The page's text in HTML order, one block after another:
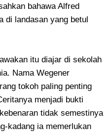
bahawa Alfred
di landasan yang betul
itu diajar di sekolah
Nama Wegener
tokoh paling penting
menjadi bukti
tidak semestinya
kadang ia memerlukan